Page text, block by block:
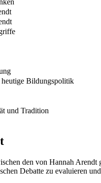
Bildungspolitik
und Tradition
den von Hannah
Debatte zu evaluieren